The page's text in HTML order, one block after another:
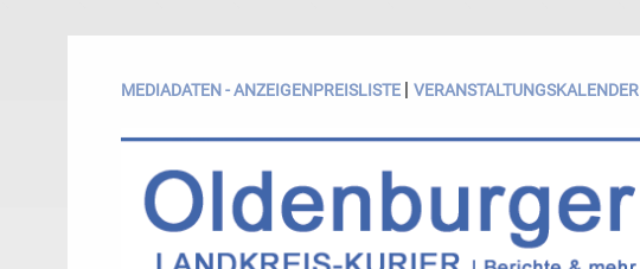
MEDIADATEN - ANZEIGENPREISLISTE | VERANSTALTUNGSKALENDER